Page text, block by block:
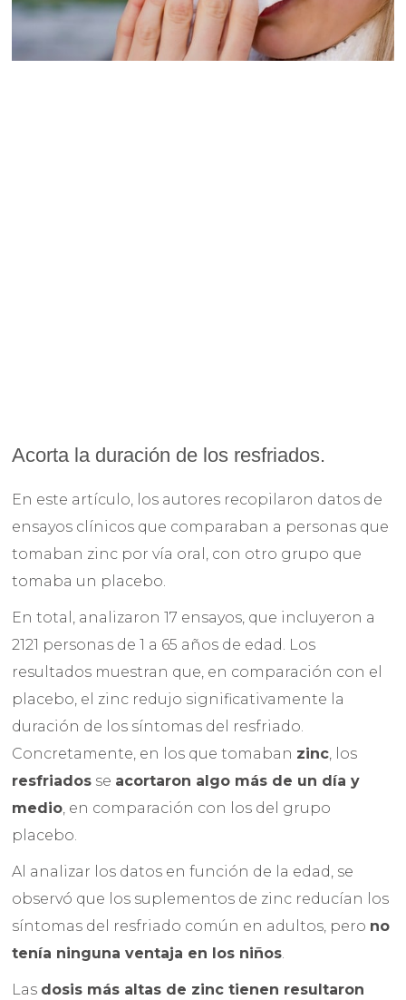
Acorta la duración de los resfriados.
En este artículo, los autores recopilaron datos de
ensayos clínicos que comparaban a personas que
tomaban zinc por vía oral, con otro grupo que
tomaba un placebo.
En total, analizaron 17 ensayos, que incluyeron a
2121 personas de 1 a 65 años de edad. Los
resultados muestran que, en comparación con el
placebo, el zinc redujo significativamente la
duración de los síntomas del resfriado.
Concretamente, en los que tomaban zinc, los
resfriados se acortaron algo más de un día y
medio, en comparación con los del grupo
placebo.
Al analizar los datos en función de la edad, se
observó que los suplementos de zinc reducían los
síntomas del resfriado común en adultos, pero no
tenía ninguna ventaja en los niños.
Las dosis más altas de zinc tienen resultaron